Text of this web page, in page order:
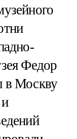
Федор
в Москву